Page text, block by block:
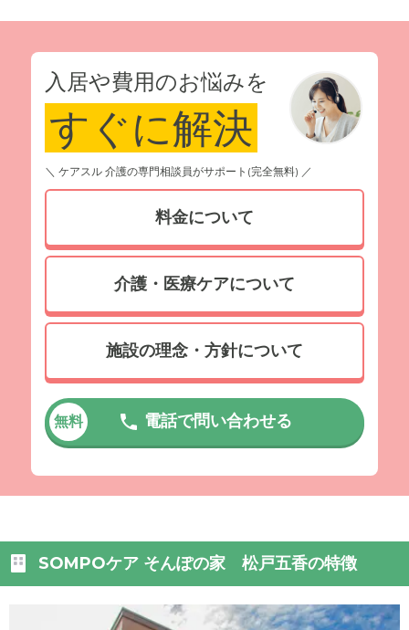
入居や費用のお悩みを
すぐに解決
＼ ケアスル 介護の専門相談員がサポート(完全無料) ／
料金について
介護・医療ケアについて
施設の理念・方針について
無料 電話で問い合わせる
SOMPOケア そんぽの家 松戸五香の特徴